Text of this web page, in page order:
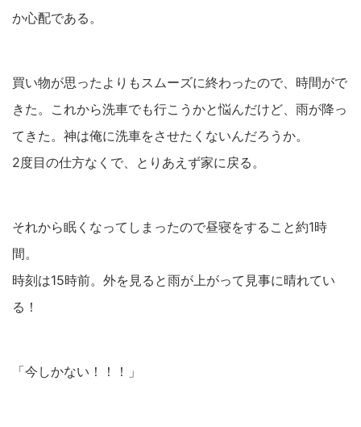
か心配である。
買い物が思ったよりもスムーズに終わったので、時間がで
きた。これから洗車でも行こうかと悩んだけど、雨が降っ
てきた。神は俺に洗車をさせたくないんだろうか。
2度目の仕方なくで、とりあえず家に戻る。
それから眠くなってしまったので昼寝をすること約1時
間。
時刻は15時前。外を見ると雨が上がって見事に晴れてい
る！
「今しかない！！！」